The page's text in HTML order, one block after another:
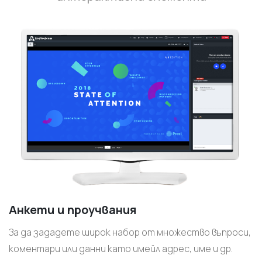
Анкети и проучвания
За да зададете широк набор от множество въпроси,
коментари или данни като имейл адрес, име и др.